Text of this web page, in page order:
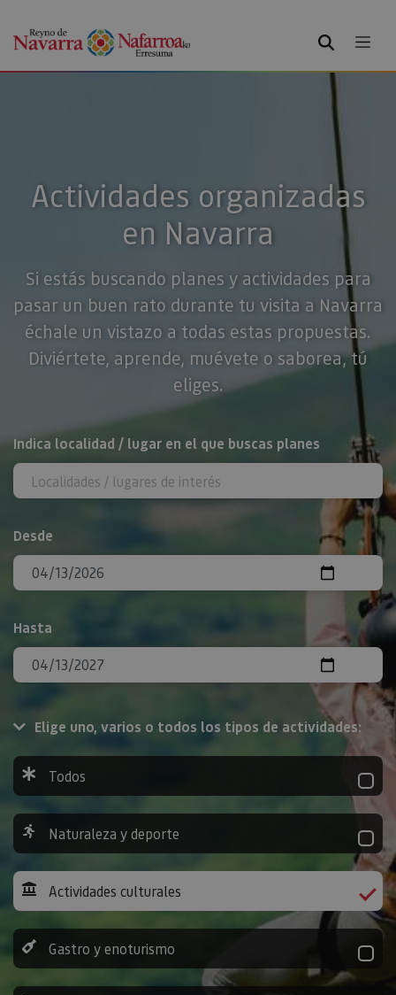
BUSCAR
Actividades organizadas
en Navarra
Si estás buscando planes y actividades para
pasar un buen rato durante tu visita a Navarra
échale un vistazo a todas estas propuestas.
Diviértete, aprende, muévete o saborea, tú
eliges.
BUSCAR
Indica localidad / lugar en el que buscas planes
Desde
Hasta
Elige uno, varios o todos los tipos de actividades:
Todos
Naturaleza y deporte
Actividades culturales
Gastro y enoturismo